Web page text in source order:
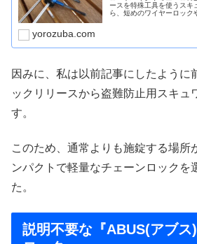
ースを特殊工具を使うスキ
ら、短めのワイヤーロック
yorozuba.com
因みに、私は以前記事にしたように
ックリリースから盗難防止用スキュ
す。
このため、通常よりも施錠する場所
ンパクトで軽量なチェーンロックを
た。
説明不要な『ABUS(アブス